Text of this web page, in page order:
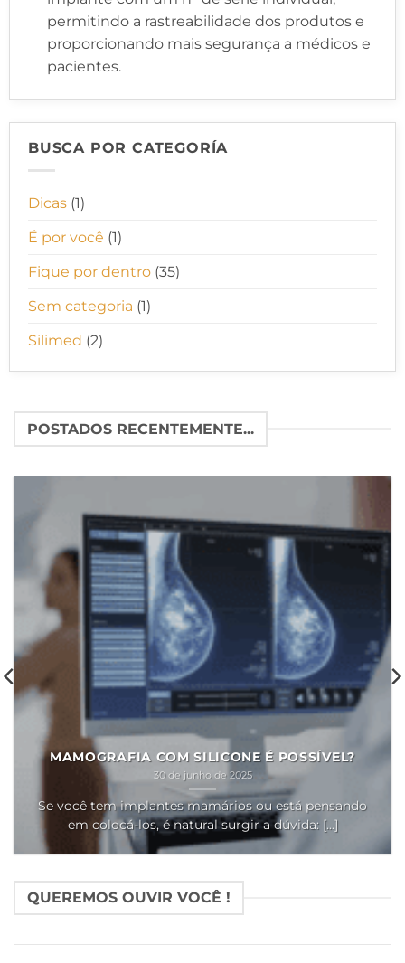
permitindo a rastreabilidade dos produtos e
proporcionando mais segurança a médicos e
pacientes.
BUSCA POR CATEGORÍA
Dicas (1)
É por você (1)
Fique por dentro (35)
Sem categoria (1)
Silimed (2)
POSTADOS RECENTEMENTE...
MAMOGRAFIA COM SILICONE É POSSÍVEL?
30 de junho de 2025
Se você tem implantes mamários ou está pensando
em colocá-los, é natural surgir a dúvida: [...]
QUEREMOS OUVIR VOCÊ !